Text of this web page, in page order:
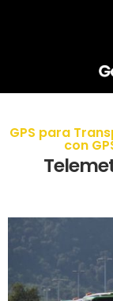
GPS para
con